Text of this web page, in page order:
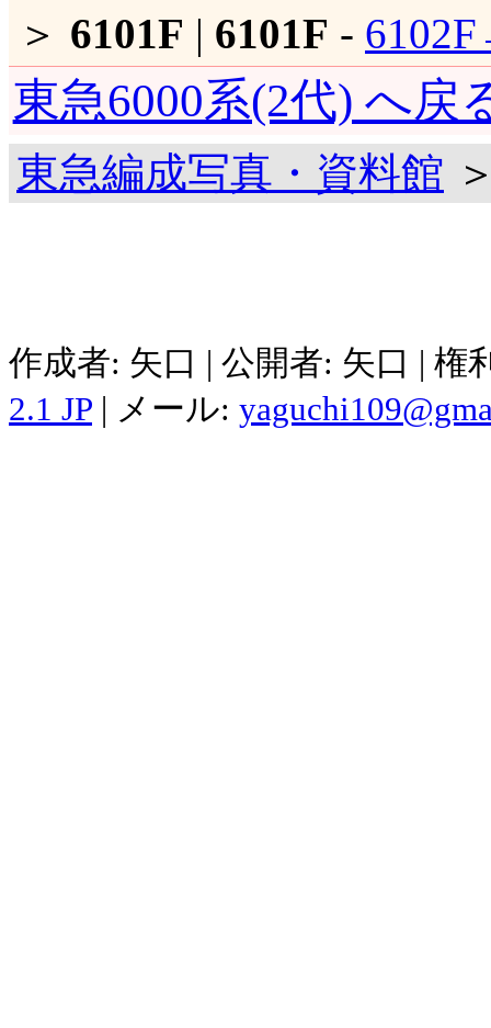
＞ 6101F | 6101F -
東急6000系(2代) へ戻
東急編成写真・資料館
作成者: 矢口 | 公開者: 矢口 |
2.1 JP | メール: